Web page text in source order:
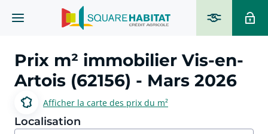
Prix m² immobilier Vis-en-
Artois (62156) - Mars 2026
Afficher la carte des prix du m²
Localisation